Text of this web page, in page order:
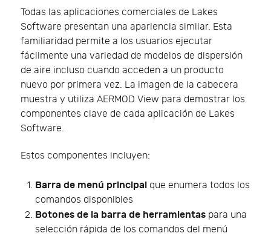
Todas las aplicaciones comerciales de Lakes
Software presentan una apariencia similar. Esta
familiaridad permite a los usuarios ejecutar
fácilmente una variedad de modelos de dispersión
de aire incluso cuando acceden a un producto
nuevo por primera vez. La imagen de la cabecera
muestra y utiliza AERMOD View para demostrar los
componentes clave de cada aplicación de Lakes
Software.
Estos componentes incluyen:
Barra de menú principal que enumera todos los
comandos disponibles
Botones de la barra de herramientas para una
selección rápida de los comandos del menú